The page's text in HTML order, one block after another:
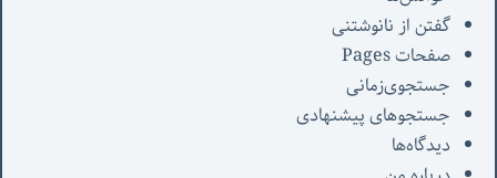
گفتن از نانوشتنی
صفحات Pages
جستجوی‌زمانی
جستجوهای پیشنهادی
دیدگاه‌ها